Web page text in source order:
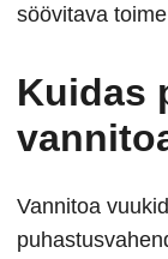
söövitava
Kuidas
Vannitoa